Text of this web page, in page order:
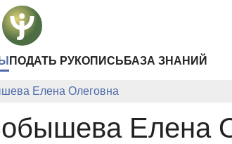
ПОДАТЬ РУКОПИСЬ БАЗА ЗНАНИЙ
Елена Олеговна
Елена